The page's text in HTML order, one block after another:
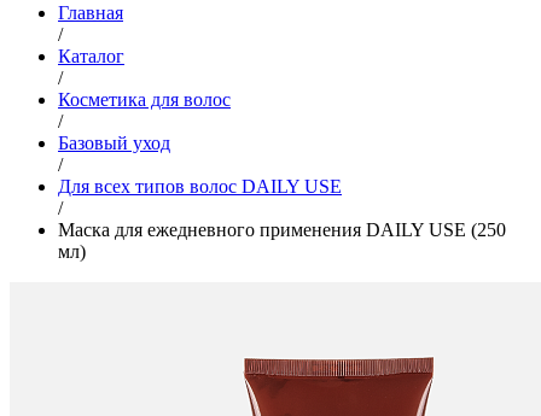
Главная
/
Каталог
/
Косметика для волос
/
Базовый уход
/
Для всех типов волос DAILY USE
/
Маска для ежедневного применения DAILY USE (250
мл)